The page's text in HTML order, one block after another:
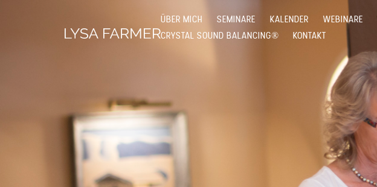
ÜBER MICH SEMINARE KALENDER WEBINARE
CRYSTAL SOUND BALANCING®
KONTAKT